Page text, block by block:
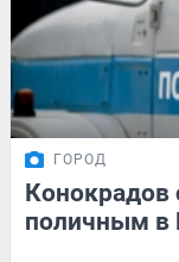
ГОРОД
Конокрадов
поличным в